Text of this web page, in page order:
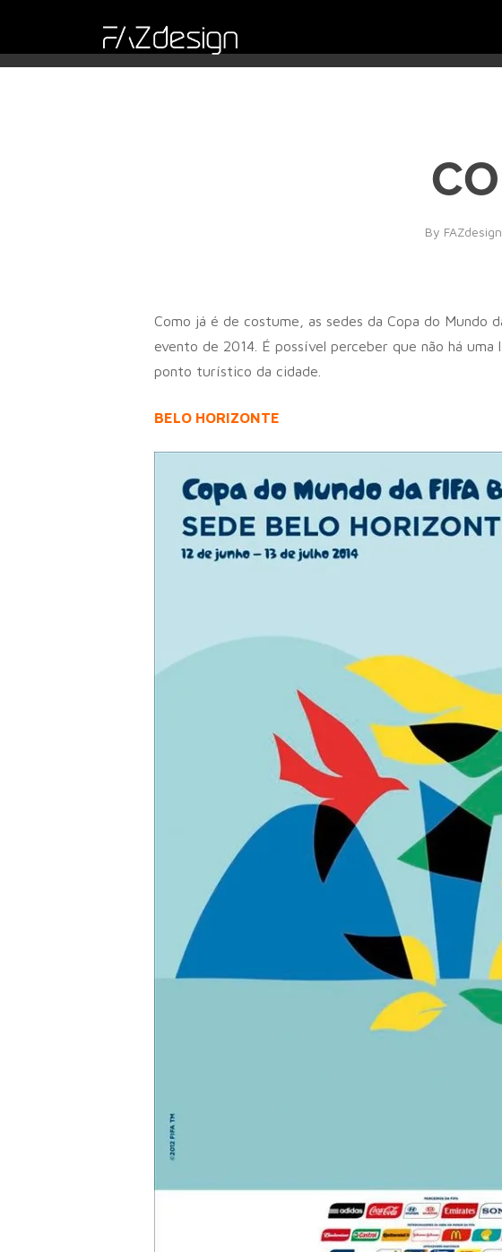
Use o ENTER para procurar ou ESC para sair
By FAZdesign
Como já é de costume, as sedes da Copa do Mundo
evento de 2014. É possível perceber que não há
ponto turístico da cidade.
BELO HORIZONTE